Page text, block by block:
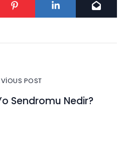
POST
Sendromu Nedir?